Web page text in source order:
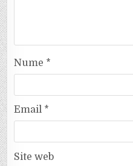
Nume *
Email *
Site web